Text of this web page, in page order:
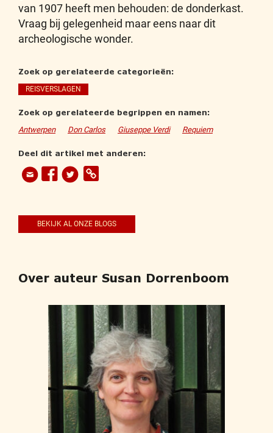
van 1907 heeft men behouden: de donderkast.
Vraag bij gelegenheid maar eens naar dit
archeologische wonder.
Zoek op gerelateerde categorieën:
REISVERSLAGEN
Zoek op gerelateerde begrippen en namen:
Antwerpen Don Carlos Giuseppe Verdi Requiem
Deel dit artikel met anderen:
BEKIJK AL ONZE BLOGS
Over auteur Susan Dorrenboom